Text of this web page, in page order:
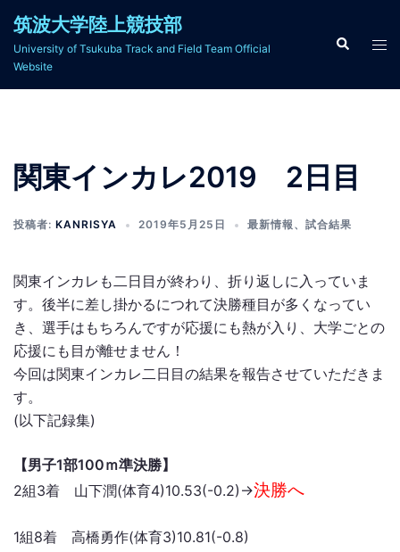
筑波大学陸上競技部
University of Tsukuba Track and Field Team Official
Website
検
索
ト
ル
関東インカレ2019 2日目
投稿者: KANRISYA 2019年5月25日 最新情報 、 試合結果
関東インカレも二日目が終わり、折り返しに入っていま
す。後半に差し掛かるにつれて決勝種目が多くなってい
き、選手はもちろんですが応援にも熱が入り、大学ごとの
応援にも目が離せません！
今回は関東インカレ二日目の結果を報告させていただきま
す。
(以下記録集)
【男子1部100ｍ準決勝】
2組3着 山下潤(体育4)10.53(-0.2)→決勝へ
1組8着 高橋勇作(体育3)10.81(-0.8)